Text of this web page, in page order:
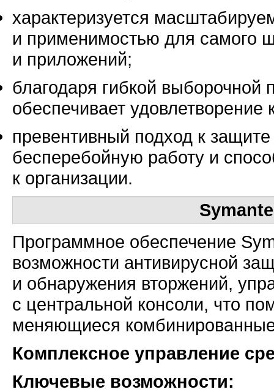
характеризуется
и применимостью для самого
и приложений;
благодаря гибкой выборочной
обеспечивает удовлетворение
превентивный подход к
бесперебойную работу и
к организации.
Программное обеспечение
возможности антивирусной
и обнаружения вторжений,
с центральной консоли, что
меняющиеся
Комплексное управление
Ключевые возможности: